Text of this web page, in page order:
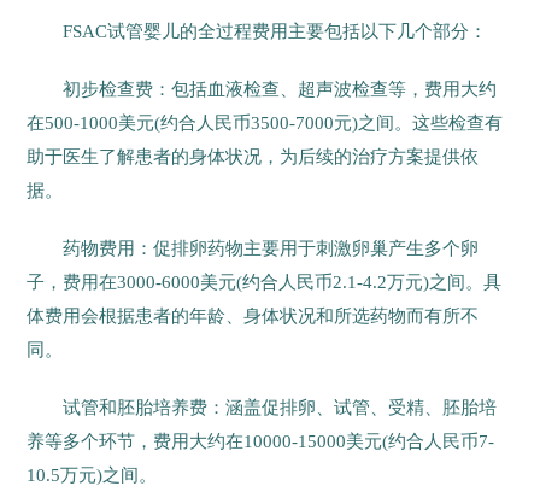
FSAC试管婴儿的全过程费用主要包括以下几个部分：
初步检查费：包括血液检查、超声波检查等，费用大约
在500-1000美元(约合人民币3500-7000元)之间。这些检查有
助于医生了解患者的身体状况，为后续的治疗方案提供依
据。
药物费用：促排卵药物主要用于刺激卵巢产生多个卵
子，费用在3000-6000美元(约合人民币2.1-4.2万元)之间。具
体费用会根据患者的年龄、身体状况和所选药物而有所不
同。
试管和胚胎培养费：涵盖促排卵、试管、受精、胚胎培
养等多个环节，费用大约在10000-15000美元(约合人民币7-
10.5万元)之间。